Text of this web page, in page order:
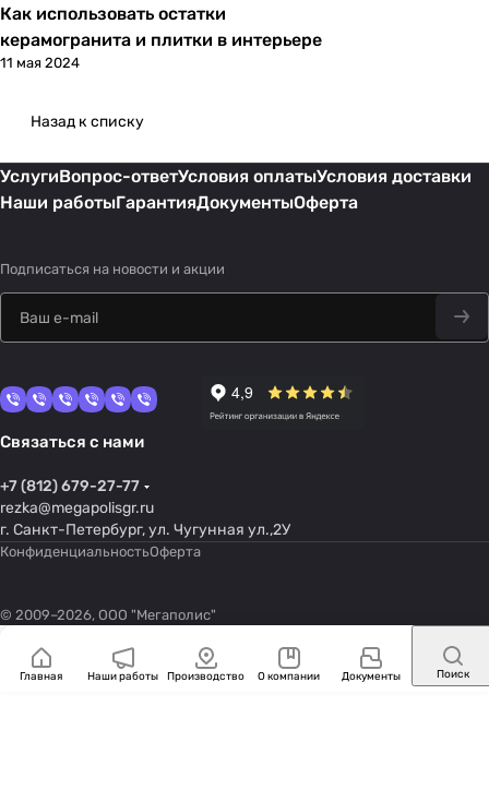
Советы покупателям
Как использовать остатки
керамогранита и плитки в интерьере
11 мая 2024
Назад к списку
УслугиВопрос-ответУсловия оплатыУсловия доставки
Наши работыГарантияДокументыОферта
Подписаться на новости и акции
Связаться с нами
+7 (812) 679-27-77
rezka@megapolisgr.ru
г. Санкт-Петербург, ул. Чугунная ул.,2У
КонфиденциальностьОферта
© 2009–2026, ООО "Мегаполис"
Главная Наши работы Производство О компании Документы Поиск